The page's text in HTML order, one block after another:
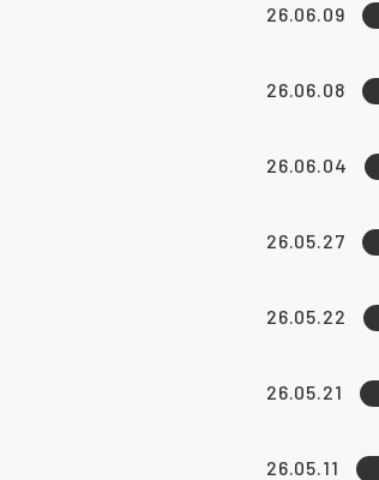
26.06.09
26.06.08
26.06.04
26.05.27
26.05.22
26.05.21
26.05.11